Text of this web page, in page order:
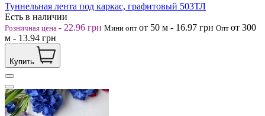
Туннельная лента под каркас, графитовый 503ТЛ
Есть в наличии
Розничная цена - 22.96 грн Мини опт от 50 м - 16.97 грн Опт от 300
м - 13.94 грн
Купить